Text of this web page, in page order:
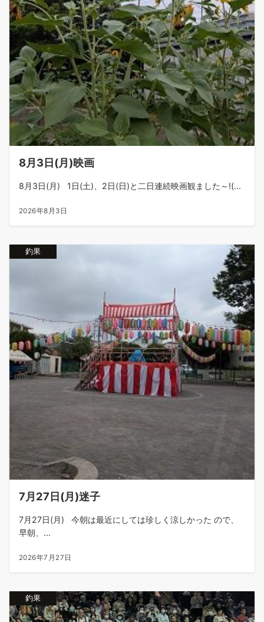
8月3日(月)映画
8月3日(月) 1日(土)、2日(日)と二日連続映画観ました～!(...
2026年8月3日
釣果
7月27日(月)迷子
7月27日(月) 今朝は最近にしては珍しく涼しかった ので、
早朝、...
2026年7月27日
釣果